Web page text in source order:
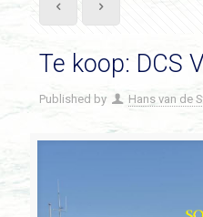
Te koop: DCS
Published by Hans van de